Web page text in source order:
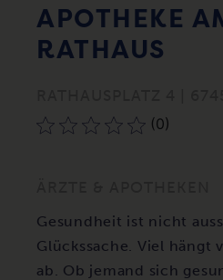
APOTHEKE
RATHAUS
(0)
Gesundheit ist nicht
Glückssache. Viel hängt
ab. Ob jemand sich